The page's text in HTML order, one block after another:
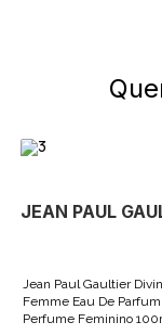
JEAN PAUL
Jean Paul Gaultier
Femme Eau De
Perfume Feminino